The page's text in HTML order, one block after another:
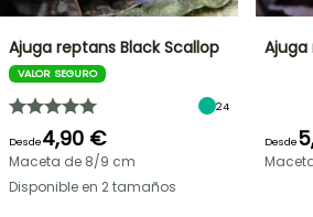
Ajuga reptans Black Scallop
VALOR SEGURO
24
Desde4,90 €
Maceta de 8/9 cm
Disponible en 2 tamaños
Ajuga
Desde